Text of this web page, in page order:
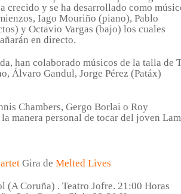
crecido y se ha desarrollado como
Iago Mouriño (piano), Pablo
y Octavio Vargas (bajo) los cuales
en directo.
han colaborado músicos de la talla de
Álvaro Gandul, Jorge Pérez (Patáx)
Chambers, Gergo Borlai o Roy
manera personal de tocar del joven
Gira de Melted Lives
(A Coruña) . Teatro Jofre. 21:00 Horas